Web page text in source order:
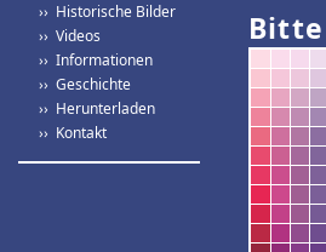
›› Historische Bilder
›› Videos
›› Informationen
›› Geschichte
›› Herunterladen
›› Kontakt